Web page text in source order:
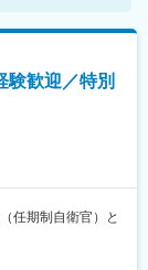
験歓迎／特別
任期制自衛官）と